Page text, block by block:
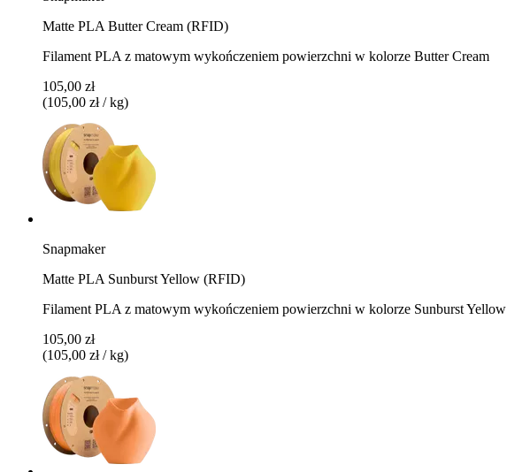
Matte PLA Butter Cream (RFID)
Filament PLA z matowym wykończeniem powierzchni w kolorze Butter Cream
105,00 zł
(105,00 zł / kg)
Snapmaker
Matte PLA Sunburst Yellow (RFID)
Filament PLA z matowym wykończeniem powierzchni w kolorze Sunburst Yellow
105,00 zł
(105,00 zł / kg)